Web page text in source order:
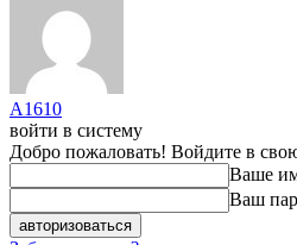
A1610
войти в систему
Добро пожаловать! Войдите в
Ваше
Ваш